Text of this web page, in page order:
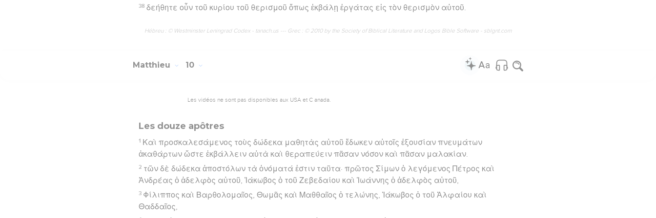
38 δεήθητε οὖν τοῦ κυρίου τοῦ θερισμοῦ ὅπως ἐκβάλῃ ἐργάτας εἰς τὸν θερισμὸν αὐτοῦ.
Hébreu : © Westminster Leningrad Codex - tanach.us --- Grec : © 2010 by the Society of Biblical Literature and Logos Bible Software - sblgnt.com
Matthieu 10
Les vidéos ne sont pas disponibles aux USA et C anada.
Les douze apôtres
1 Καὶ προσκαλεσάμενος τοὺς δώδεκα μαθητὰς αὐτοῦ ἔδωκεν αὐτοῖς ἐξουσίαν πνευμάτων
ἀκαθάρτων ὥστε ἐκβάλλειν αὐτὰ καὶ θεραπεύειν πᾶσαν νόσον καὶ πᾶσαν μαλακίαν.
2 τῶν δὲ δώδεκα ἀποστόλων τὰ ὀνόματά ἐστιν ταῦτα· πρῶτος Σίμων ὁ λεγόμενος Πέτρος καὶ
Ἀνδρέας ὁ ἀδελφὸς αὐτοῦ, Ἰάκωβος ὁ τοῦ Ζεβεδαίου καὶ Ἰωάννης ὁ ἀδελφὸς αὐτοῦ,
3 Φίλιππος καὶ Βαρθολομαῖος, Θωμᾶς καὶ Μαθθαῖος ὁ τελώνης, Ἰάκωβος ὁ τοῦ Ἁλφαίου καὶ
Θαδδαῖος,